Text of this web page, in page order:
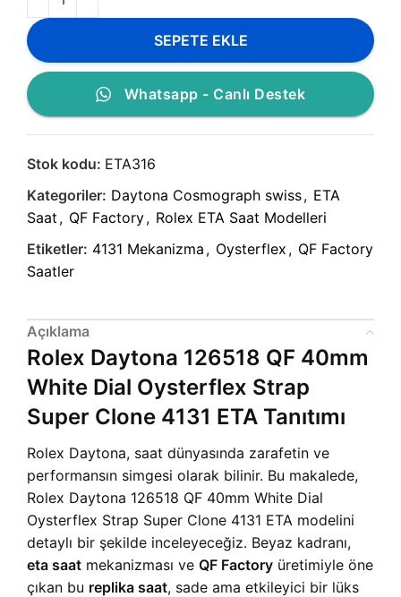
SEPETE EKLE
Whatsapp - Canlı Destek
Stok kodu: ETA316
Kategoriler: Daytona Cosmograph swiss, ETA
Saat , QF Factory, Rolex ETA Saat Modelleri
Etiketler: 4131 Mekanizma , Oysterflex , QF Factory
Saatler
Açıklama
Rolex Daytona 126518 QF 40mm
White Dial Oysterflex Strap
Super Clone 4131 ETA Tanıtımı
Rolex Daytona, saat dünyasında zarafetin ve
performansın simgesi olarak bilinir. Bu makalede,
Rolex Daytona 126518 QF 40mm White Dial
Oysterflex Strap Super Clone 4131 ETA modelini
detaylı bir şekilde inceleyeceğiz. Beyaz kadranı,
eta saat mekanizması ve QF Factory üretimiyle öne
çıkan bu replika saat, sade ama etkileyici bir lüks